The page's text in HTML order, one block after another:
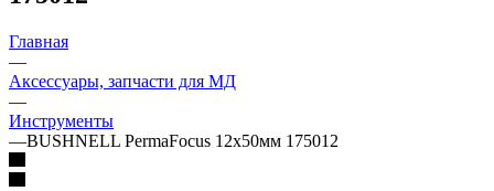
Главная
—
Аксессуары, запчасти для МД
—
Инструменты
—BUSHNELL PermaFocus 12x50мм 175012